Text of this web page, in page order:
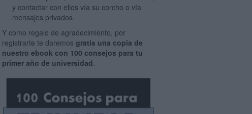
y contactar con ellos vía su corcho o vía
mensajes privados.
Y como regalo de agradecimiento, por
registrarte te daremosgratis una copia de
nuestro ebook con 100 consejos para tu
primer año de universidad.